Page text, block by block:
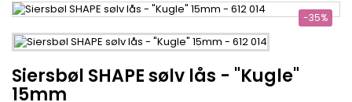
-35%
Siersbøl SHAPE sølv lås - "Kugle"
15mm